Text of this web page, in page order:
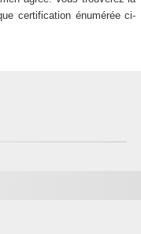
certification énumérée ci-